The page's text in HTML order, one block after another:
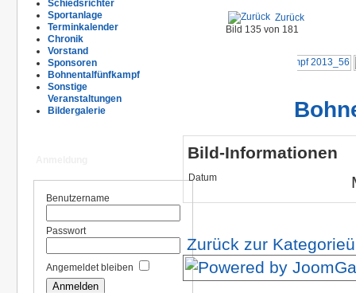
Schiedsrichter
Sportanlage
Terminkalender
Chronik
Vorstand
Sponsoren
Bohnentalfünfkampf
Sonstige
Veranstaltungen
Bildergalerie
Benutzername
Passwort
Angemeldet bleiben
Zurück
Bild 135 von 181
Bild-Informationen
Datum
Zurück zur